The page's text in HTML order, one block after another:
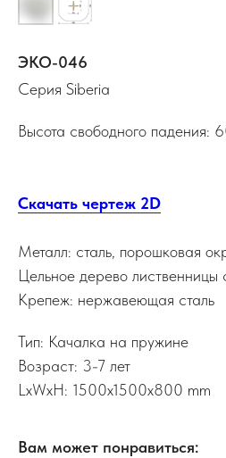
ЭКО-046
Серия Siberia
Высота свободного падения:
Скачать чертеж 2D
Металл: сталь, порошковая
Цельное дерево лиственницы
Крепеж: нержавеющая сталь
Тип: Качалка на пружине
Возраст: 3-7 лет
LxWxH: 1500x1500x800 mm
Вам может понравиться: